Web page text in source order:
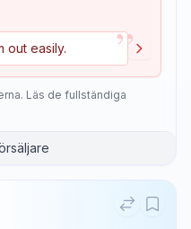
out easily. ”
Läs de fullständiga